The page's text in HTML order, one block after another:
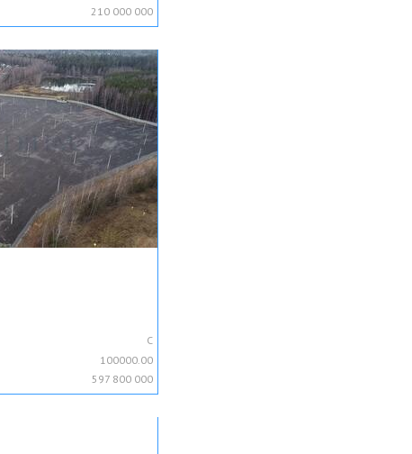
210 000 000
C
100000.00
597 800 000